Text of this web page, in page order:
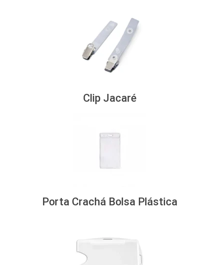
Clip Jacaré
Porta Crachá Bolsa Plástica